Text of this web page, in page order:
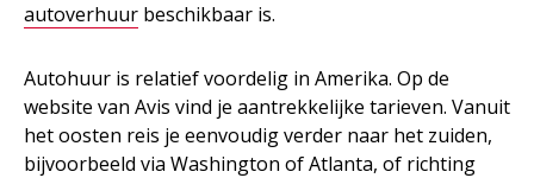
autoverhuur beschikbaar is.
Autohuur is relatief voordelig in Amerika. Op de
website van Avis vind je aantrekkelijke tarieven. Vanuit
het oosten reis je eenvoudig verder naar het zuiden,
bijvoorbeeld via Washington of Atlanta, of richting